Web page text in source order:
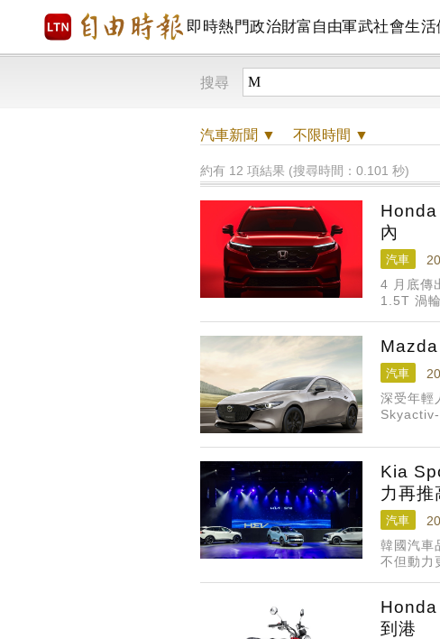
即時熱門政治財富自由軍武社會生活
搜尋
汽車新聞 ▼ 不限時間 ▼
約有 12 項結果 (搜尋時間：0.101 秒)
Honda
內
汽車
4 月底傳
1.5T 渦
汽車
深受年輕
Kia
力再推
汽車
韓國汽車
不但動力
Honda
到港